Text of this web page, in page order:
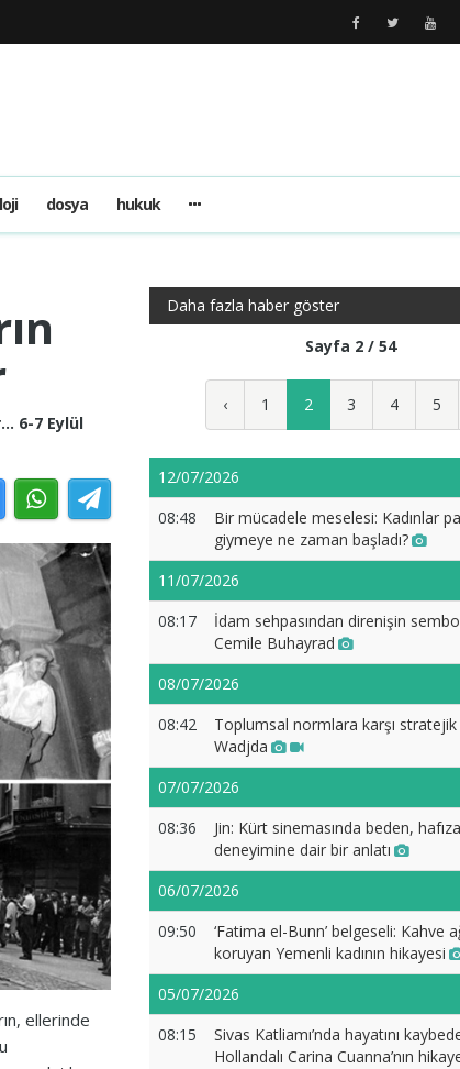
dosya hukuk
6-7 Eylül
ellerinde
Daha fazla haber göster
Sayfa 2 / 54
‹ 1 2 3 4 5
12/07/2026
08:48
Bir mücadele meselesi: Kadınlar
giymeye ne zaman başladı?
11/07/2026
08:17
İdam sehpasından direnişin
Cemile Buhayrad
08/07/2026
08:42
Toplumsal normlara karşı stratejik
Wadjda
07/07/2026
08:36
Jin: Kürt sinemasında beden,
deneyimine dair bir anlatı
06/07/2026
09:50
‘Fatima el-Bunn’ belgeseli: Kahve
koruyan Yemenli kadının hikayesi
05/07/2026
08:15
Sivas Katliamı’nda hayatını
Hollandalı Carina Cuanna’nın